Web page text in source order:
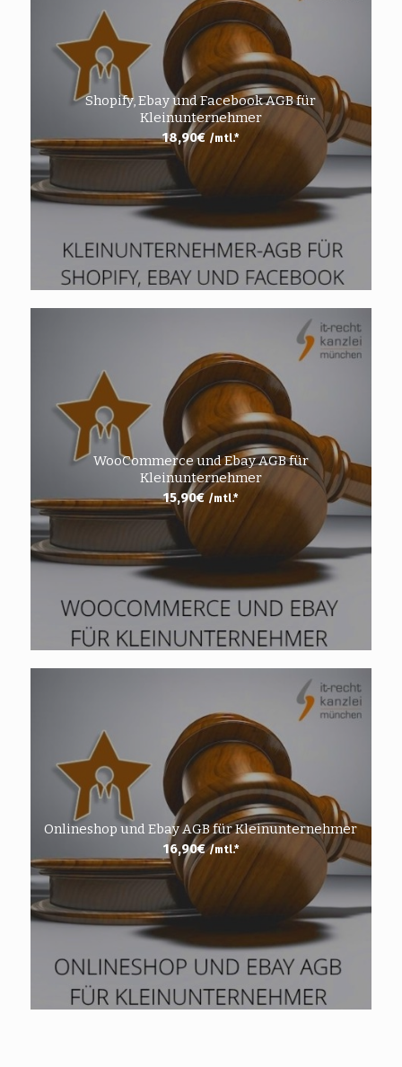
Shopify, Ebay und Facebook AGB für
Kleinunternehmer
18,90€ /mtl.*
WooCommerce und Ebay AGB für
Kleinunternehmer
15,90€ /mtl.*
Onlineshop und Ebay AGB für Kleinunternehmer
16,90€ /mtl.*